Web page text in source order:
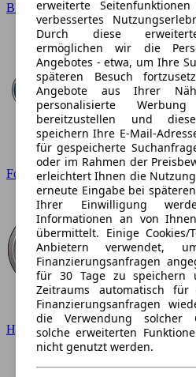
BMW
Ford
Hyundai
erweiterte
verbessertes
Durch diese
ermöglichen wir die
Angebotes - etwa, um Ihre
späteren Besuch
Angebote aus Ihrer
personalisierte
bereitzustellen und
speichern Ihre E-Mail-
für gespeicherte
oder im Rahmen der
erleichtert Ihnen die
erneute Eingabe bei
Ihrer Einwilligung
Informationen an von
übermittelt. Einige
Anbietern verwendet,
Finanzierungsanfragen
für 30 Tage zu speichern
Zeitraums automatisch
Finanzierungsanfragen
die Verwendung solcher
solche erweiterten
nicht genutzt werden.